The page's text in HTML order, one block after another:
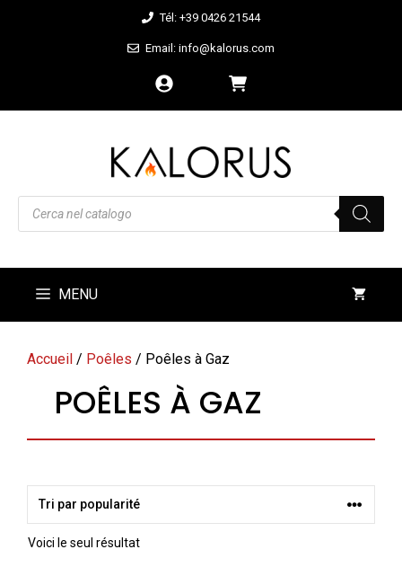
Tél: +39 0426 21544
Email: info@kalorus.com
Recherche
produits
MENU
Accueil / Poêles / Poêles à Gaz
POÊLES À GAZ
Voici le seul résultat